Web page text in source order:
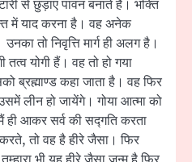
से छुड़ाए पावन बनाते हैं। भक्ति
में याद करना है। वह अनेक
तो निवृत्ति मार्ग ही अलग है।
तत्व योगी हैं। वह तो हो गया
ब्रह्माण्ड कहा जाता है। वह फिर
लीन हो जायेंगे। गोया आत्मा को
ही आकर सर्व की सद्गति करता
तो वह है हीरे जैसा। फिर